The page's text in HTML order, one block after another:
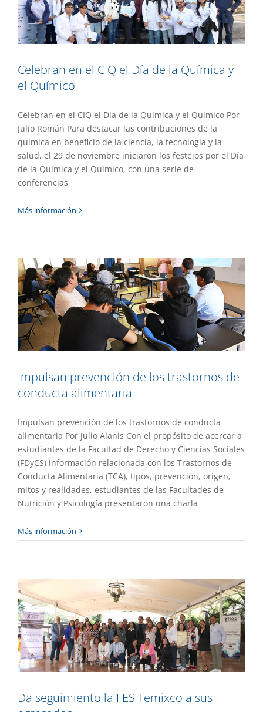
Celebran en el CIQ el Día de la Química y
el Químico
Celebran en el CIQ el Día de la Química y el Químico Por
Julio Román Para destacar las contribuciones de la
química en beneficio de la ciencia, la tecnología y la
salud, el 29 de noviembre iniciaron los festejos por el Día
de la Química y el Químico, con una serie de
conferencias
Más información
Impulsan prevención de los trastornos
Impulsan prevención de los trastornos de
conducta alimentaria
Impulsan prevención de los trastornos de conducta
alimentaria Por Julio Alanis Con el propósito de acercar a
estudiantes de la Facultad de Derecho y Ciencias Sociales
(FDyCS) información relacionada con los Trastornos de
Conducta Alimentaria (TCA), tipos, prevención, origen,
mitos y realidades, estudiantes de las Facultades de
Nutrición y Psicología presentaron una charla
Más información
Da seguimiento la FES Temixco a sus
Da seguimiento la FES Temixco a sus